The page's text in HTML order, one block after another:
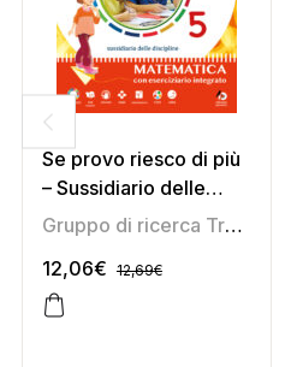
Se provo riesco di più
– Sussidiario delle
discipline 5 (area
Gruppo di ricerca Tredieci
12,06€ 12,69€